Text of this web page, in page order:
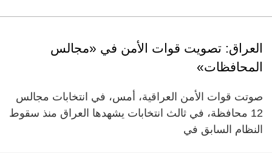
العراق: تصويت قوات الأمن في «مجالس
المحافظات»
صوتت قوات الأمن العراقية، أمس، في انتخابات مجالس
‬12 محافظة، في ثالث انتخابات يشهدها العراق منذ سقوط
النظام السابق في